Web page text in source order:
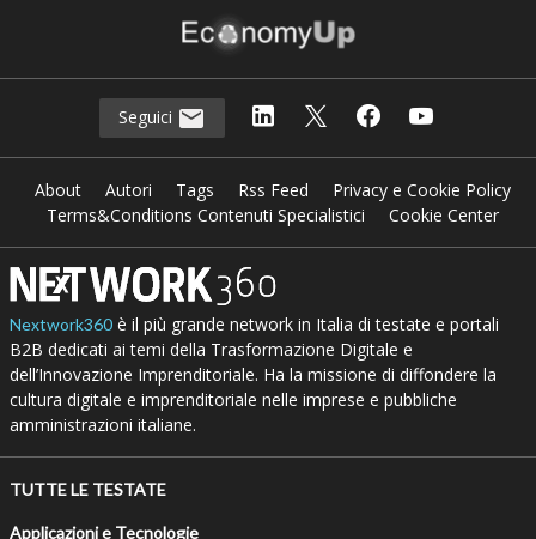
Seguici
About Autori Tags Rss Feed
Privacy e Cookie Policy
Terms&Conditions Contenuti Specialistici
Cookie Center
Nextwork360è il più grande network in Italia di testate e portali
B2B dedicati ai temi della Trasformazione Digitale e
dell’Innovazione Imprenditoriale. Ha la missione di diffondere la
cultura digitale e imprenditoriale nelle imprese e pubbliche
amministrazioni italiane.
TUTTE LE TESTATE
Applicazioni e Tecnologie